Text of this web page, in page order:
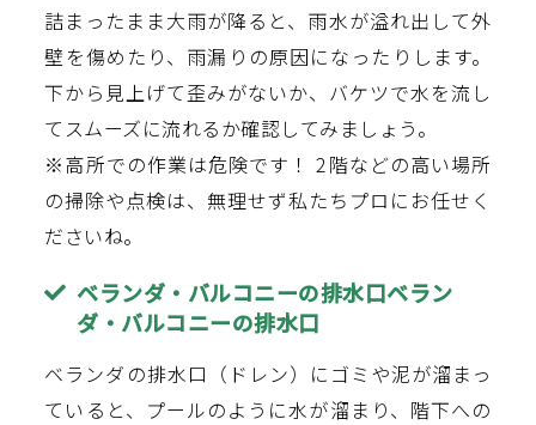
詰まったまま大雨が降ると、雨水が溢れ出して外
壁を傷めたり、雨漏りの原因になったりします。
下から見上げて歪みがないか、バケツで水を流し
てスムーズに流れるか確認してみましょう。
※高所での作業は危険です！ 2階などの高い場所
の掃除や点検は、無理せず私たちプロにお任せく
ださいね。
ベランダ・バルコニーの排水口ベラン
ダ・バルコニーの排水口
ベランダの排水口（ドレン）にゴミや泥が溜まっ
ていると、プールのように水が溜まり、階下への